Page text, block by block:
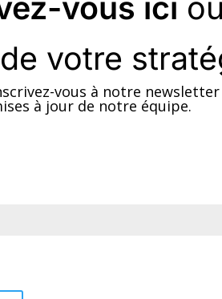
votre
vous à notre
à jour de notre équipe.